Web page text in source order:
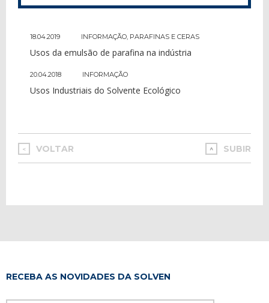
18.04.2019 INFORMAÇÃO, PARAFINAS E CERAS
Usos da emulsão de parafina na indústria
20.04.2018 INFORMAÇÃO
Usos Industriais do Solvente Ecológico
< VOLTAR SUBIR
RECEBA AS NOVIDADES DA SOLVEN